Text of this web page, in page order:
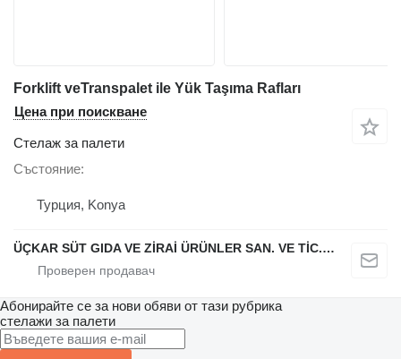
Forklift veTranspalet ile Yük Taşıma Rafları
Цена при поискване
Стелаж за палети
Състояние
Турция, Konya
ÜÇKAR SÜT GIDA VE ZİRAİ ÜRÜNLER SAN. VE TİC. LTD. ŞTİ.
Абонирайте се за нови обяви от тази рубрика
стелажи за палети